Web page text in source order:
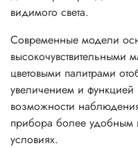
видимого света.
Современные модели
высокочувствительными
цветовыми палитрами
увеличением и
возможности
прибора более удобным
условиях.